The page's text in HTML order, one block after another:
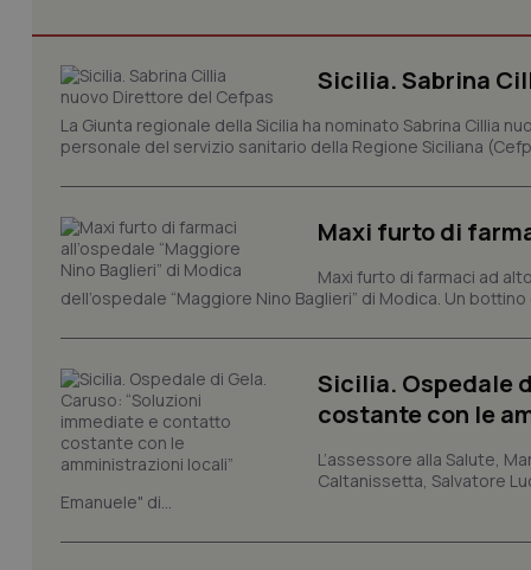
Sicilia. Sabrina
La Giunta regionale della Sicilia ha nominato Sabrina Cillia
personale del servizio sanitario della Regione Siciliana
Maxi furto di
Maxi furto di farmaci ad
dell’ospedale “Maggiore Nino Baglieri” di Modica. Un
Sicilia. Ospedale
costante con le
L’assessore alla Salute,
Caltanissetta, Salvatore
Emanuele" di...
e l'accesso alle aree
Nome
CookieScriptConsent
tracking-sites-
tracking-enable
session-id